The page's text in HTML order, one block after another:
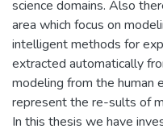
science domains. Also
area which focus on
intelligent methods for
extracted automatically
modeling from the human
represent the re-sults of
In this thesis we have